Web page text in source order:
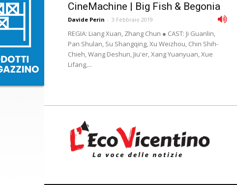
CineMachine | Big Fish & Begonia
Davide Perin - 3 Febbraio 2019
REGIA: Liang Xuan, Zhang Chun ● CAST: Ji Guanlin,
Pan Shulan, Su Shangqing, Xu Weizhou, Chin Shih-
Chieh, Wang Deshun, Jiu'er, Xang Yuanyuan, Xue
Lifang,...